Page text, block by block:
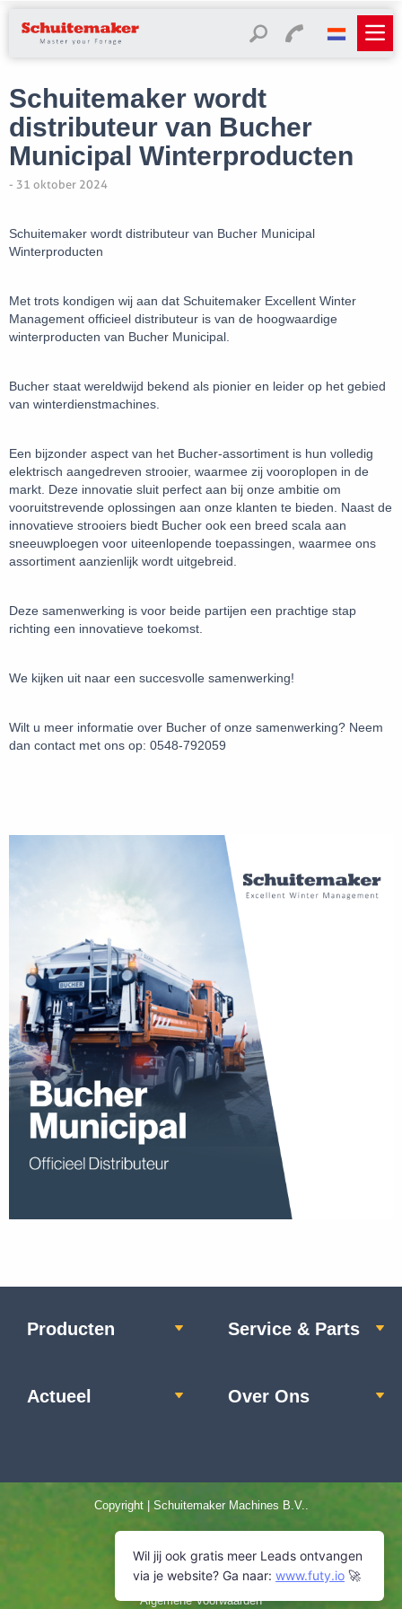
Schuitemaker wordt
distributeur van Bucher
Municipal Winterproducten
- 31 oktober 2024
Schuitemaker wordt distributeur van Bucher Municipal
Winterproducten
Met trots kondigen wij aan dat Schuitemaker Excellent Winter
Management officieel distributeur is van de hoogwaardige
winterproducten van Bucher Municipal
Bucher staat wereldwijd bekend als pionier en leider op het gebied
van winterdienstmachines.
Een bijzonder aspect van het Bucher-assortiment is hun volledig
elektrisch aangedreven strooier, waarmee zij vooroplopen in de
markt. Deze innovatie sluit perfect aan bij onze ambitie om
vooruitstrevende oplossingen aan onze klanten te bieden. Naast de
innovatieve strooiers biedt Bucher ook een breed scala aan
sneeuwploegen voor uiteenlopende toepassingen, waarmee ons
assortiment aanzienlijk wordt uitgebreid.
Deze samenwerking is voor beide partijen een prachtige stap
richting een innovatieve toekomst.
We kijken uit naar een succesvolle samenwerking!
Wilt u meer informatie over Bucher of onze samenwerking? Neem
dan contact met ons op: 0548-792059
Producten Service & Parts
Actueel Over Ons
Copyright | Schuitemaker Machines B.V..
Privacyverklaring
Disclaimer
Algemene Voorwaarden